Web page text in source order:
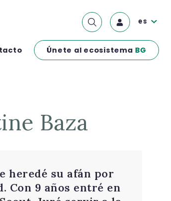
Únete al ecosistema BG
es
Baza
heredé su afán por
Con 9 años entré en